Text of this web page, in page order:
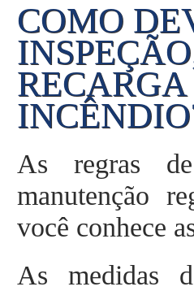
COMO
As regras
manutenção
você conhece
As medidas